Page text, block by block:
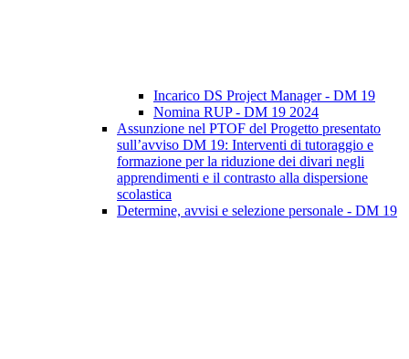
Incarico DS Project Manager - DM 19
Nomina RUP - DM 19 2024
Assunzione nel PTOF del Progetto presentato
sull’avviso DM 19: Interventi di tutoraggio e
formazione per la riduzione dei divari negli
apprendimenti e il contrasto alla dispersione
scolastica
Determine, avvisi e selezione personale - DM 19